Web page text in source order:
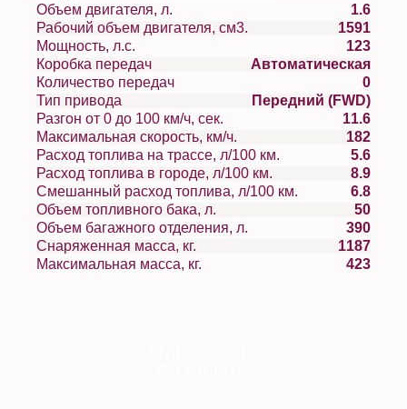
Объем двигателя, л.
1.6
Рабочий объем двигателя, см3.
1591
Мощность, л.с.
123
Коробка передач
Автоматическая
Количество передач
0
Тип привода
Передний (FWD)
Разгон от 0 до 100 км/ч, сек.
11.6
Максимальная скорость, км/ч.
182
Расход топлива на трассе, л/100 км.
5.6
Расход топлива в городе, л/100 км.
8.9
Смешанный расход топлива, л/100 км.
6.8
Объем топливного бака, л.
50
Объем багажного отделения, л.
390
Снаряженная масса, кг.
1187
Максимальная масса, кг.
423